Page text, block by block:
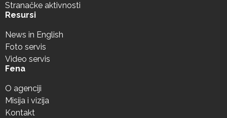
Stranačke aktivnosti
Resursi
News in English
Foto servis
Video servis
Fena
O agenciji
Misija i vizija
Kontakt